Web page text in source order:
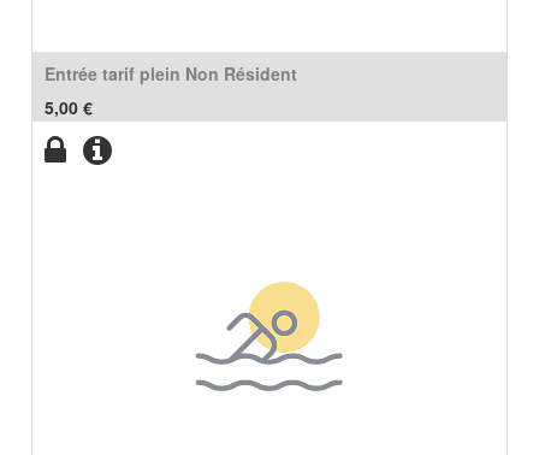
Entrée tarif plein Non Résident
5,00 €